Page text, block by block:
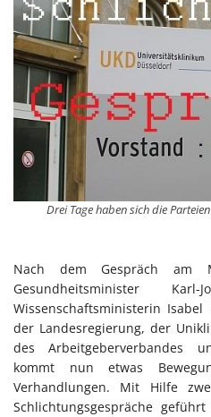
Drei Tage haben sich die
Nach dem Gespräch am
Gesundheitsminister
Wissenschaftsministerin Isabel
der Landesregierung, der
des Arbeitgeberverbandes
kommt nun etwas
Verhandlungen. Mit Hilfe
Schlichtungsgespräche